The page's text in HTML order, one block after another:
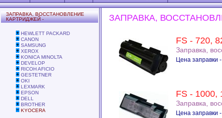
ЗАПРАВКА, ВОССТАНОВЛЕНИЕ
КАРТРИДЖЕЙ -
HEWLETT PACKARD
CANON
SAMSUNG
XEROX
KONICA MINOLTA
DEVELOP
RICOH AFICIO
GESTETNER
OKI
LEXMARK
EPSON
DELL
BROTHER
KYOCERA
ЗАПРАВКА,
FS - 720,
Заправка,
Цена заправки
FS - 1000,
Заправка,
Цена заправки